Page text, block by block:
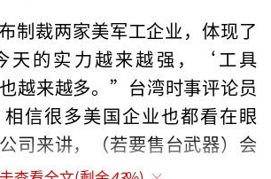
制裁两家美军工企业，体现了
天的实力越来越强，‘工具
越来越多。”台湾时事评论员
信很多美国企业也都看在眼
司来讲，（若要售台武器）会